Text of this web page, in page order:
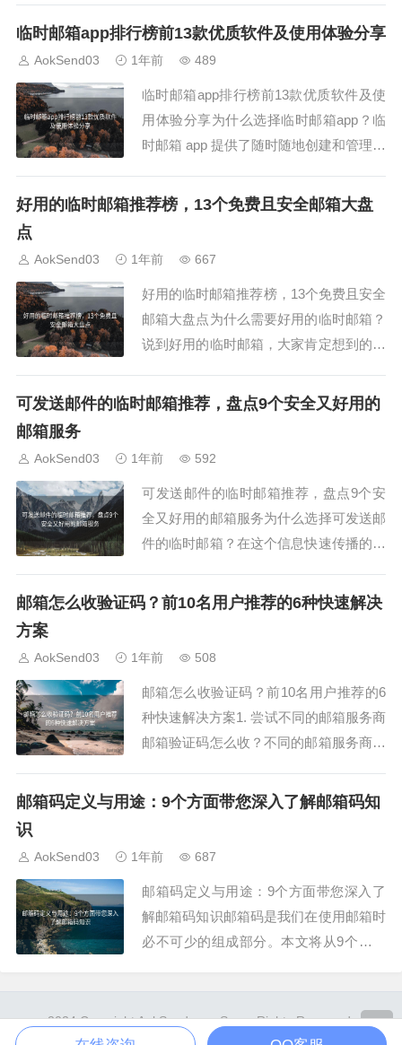
是在工作和生活中邮件沟通受阻，极为影
彻底解决hot...
临时邮箱app排行榜前13款优质软件及使用体验分享
AokSend03 1年前 489
临时邮箱app排行榜前13款优质软件及使
用体验分享为什么选择临时邮箱app？临
时邮箱 app 提供了随时随地创建和管理临
用灵活性。AokSend 也推出了功能完善
功能全面...
好用的临时邮箱推荐榜，13个免费且安全邮箱大盘
点
AokSend03 1年前 667
好用的临时邮箱推荐榜，13个免费且安全
邮箱大盘点为什么需要好用的临时邮箱？
说到好用的临时邮箱，大家肯定想到的是
册网站、接收验证码、保护隐私方面发挥
分优质的临时邮箱支持双向邮件收发，非
常实用。市...
可发送邮件的临时邮箱推荐，盘点9个安全又好用的
邮箱服务
AokSend03 1年前 592
可发送邮件的临时邮箱推荐，盘点9个安
全又好用的邮箱服务为什么选择可发送邮
件的临时邮箱？在这个信息快速传播的时
站、接收验证码或发送临时邮件。尤其是
需注册的前提下完成临时通信。对于经常
需要匿名通信...
邮箱怎么收验证码？前10名用户推荐的6种快速解决
方案
AokSend03 1年前 508
邮箱怎么收验证码？前10名用户推荐的6
种快速解决方案1. 尝试不同的邮箱服务商
邮箱验证码怎么收？不同的邮箱服务商可
据前10名用户的经验，使用Google的Gm
邮箱的过滤规则很多用户反映...
邮箱码定义与用途：9个方面带您深入了解邮箱码知
识
AokSend03 1年前 687
邮箱码定义与用途：9个方面带您深入了
解邮箱码知识邮箱码是我们在使用邮箱时
必不可少的组成部分。本文将从9个方面
箱码？邮箱码通常指的是您在注册、验证
或发送邮箱验证码时所输入的邮箱地址。
2024 Copyright AokSend.com Some Rights Reserved.